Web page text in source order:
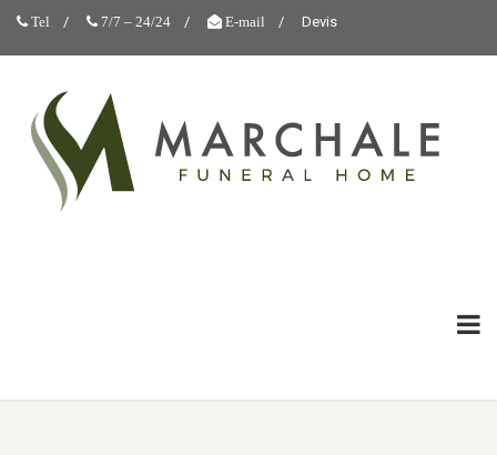
Tel 7/7 – 24/24 E-mail Devis